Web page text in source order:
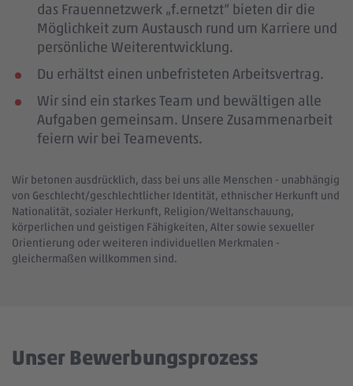
das Frauennetzwerk „f.ernetzt“ bieten dir die
Möglichkeit zum Austausch rund um Karriere und
persönliche Weiterentwicklung.
Du erhältst einen unbefristeten Arbeitsvertrag.
Wir sind ein starkes Team und bewältigen alle
Aufgaben gemeinsam. Unsere Zusammenarbeit
feiern wir bei Teamevents.
Wir betonen ausdrücklich, dass bei uns alle Menschen - unabhängig
von Geschlecht/geschlechtlicher Identität, ethnischer Herkunft und
Nationalität, sozialer Herkunft, Religion/Weltanschauung,
körperlichen und geistigen Fähigkeiten, Alter sowie sexueller
Orientierung oder weiteren individuellen Merkmalen -
gleichermaßen willkommen sind.
Unser Bewerbungsprozess